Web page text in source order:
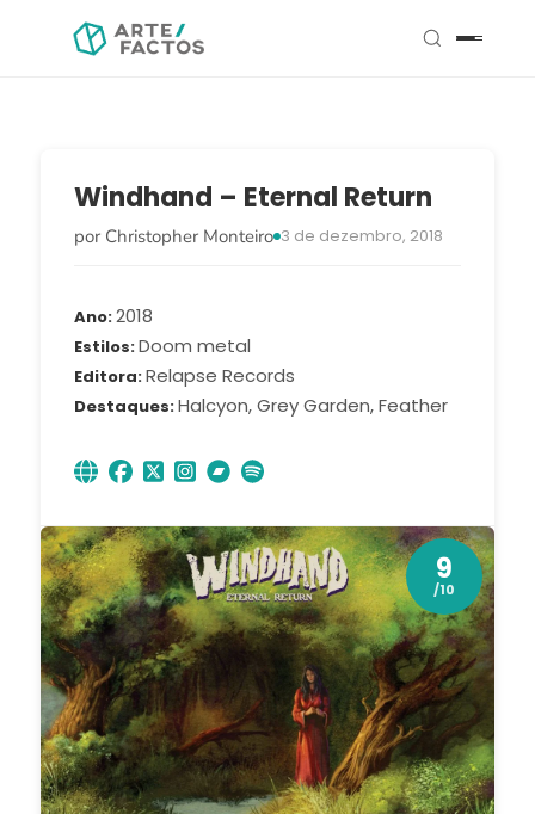
Windhand – Eternal Return
por Christopher Monteiro 3 de dezembro, 2018
Ano 2018
Estilos Doom metal
Editora Relapse Records
Destaques Halcyon, Grey Garden, Feather
9
/10